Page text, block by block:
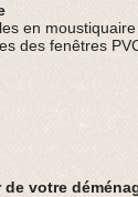
en
des fenêtres
votre